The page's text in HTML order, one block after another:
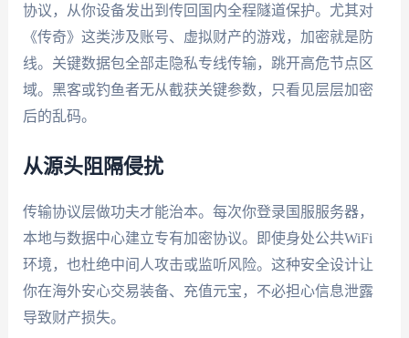
协议，从你设备发出到传回国内全程隧道保护。尤其对
《传奇》这类涉及账号、虚拟财产的游戏，加密就是防
线。关键数据包全部走隐私专线传输，跳开高危节点区
域。黑客或钓鱼者无从截获关键参数，只看见层层加密
后的乱码。
从源头阻隔侵扰
传输协议层做功夫才能治本。每次你登录国服服务器，
本地与数据中心建立专有加密协议。即使身处公共WiFi
环境，也杜绝中间人攻击或监听风险。这种安全设计让
你在海外安心交易装备、充值元宝，不必担心信息泄露
导致财产损失。